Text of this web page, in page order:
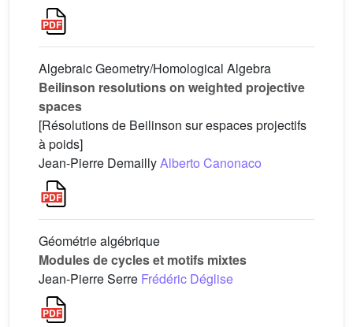
Algebraic Geometry/Homological Algebra
Beilinson resolutions on weighted projective
spaces
[Résolutions de Beilinson sur espaces projectifs
à poids]
Jean-Pierre DemaillyAlberto Canonaco
Géométrie algébrique
Modules de cycles et motifs mixtes
Jean-Pierre Serre Frédéric Déglise